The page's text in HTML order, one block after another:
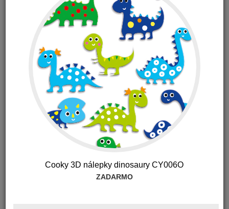
35.00 €
26.25 € s DPH
Boon Water bugs Chrobáky do vody
Cooky 3D nálepky dinosaury CY006O
ZADARMO